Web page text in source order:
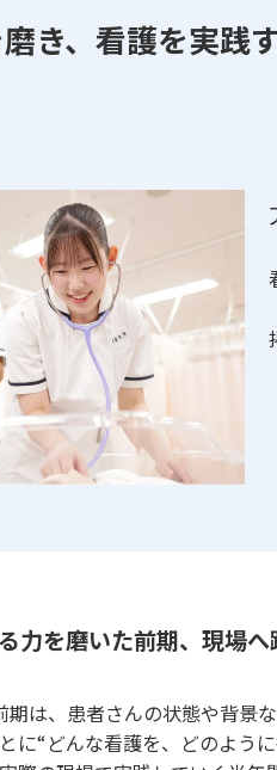
き、看護を実践
力を磨いた前期、現場
期は、患者さんの状態や背景
に“どんな看護を、どのよう